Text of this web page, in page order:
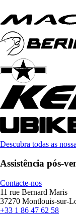
Descubra todas as
Assistência pós-
Contacte-nos
11 rue Bernard Maris
37270 Montlouis-sur-
+33 1 86 47 62 58